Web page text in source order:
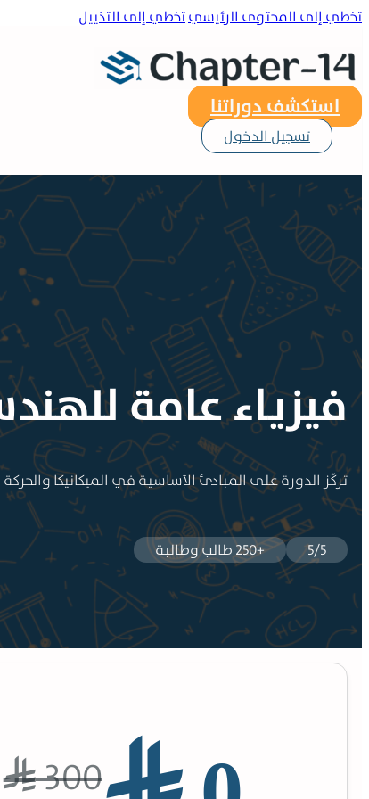
تخطي إلى المحتوى الرئيسيتخطي إلى التذييل
استكشف دوراتنا
تسجيل الدخول
فيزيـاء عامة
تركّز الدورة على المبادئ الأساسية في الميكانيكا
5/5 +250 طالب وطالبة
⃁300